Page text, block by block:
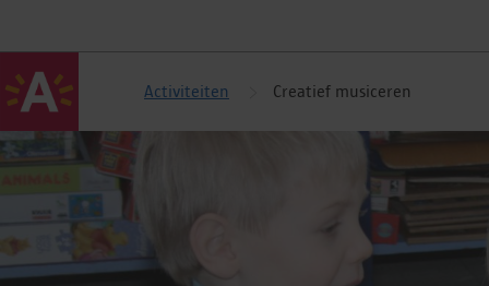
Activiteiten Creatief musiceren